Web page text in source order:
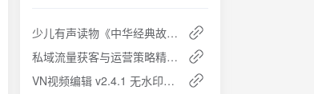
少儿有声读物《中华经典故事神话寓言》 - 传承经典，启迪智慧
私域流量获客与运营策略精讲实战课程：高效获取与运营用户
VN视频编辑 v2.4.1 无水印视频编辑工具，小白快速上手，解锁专业版